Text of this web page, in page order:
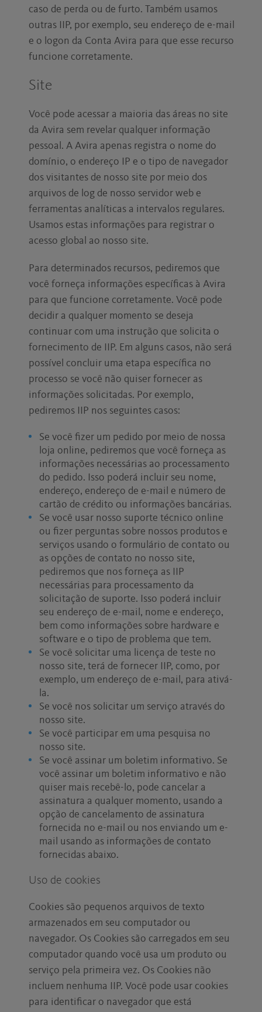
caso de perda ou de furto. Também usamos
outras IIP, por exemplo, seu endereço de e-mail
e o logon da Conta Avira para que esse recurso
funcione corretamente.
Site
Você pode acessar a maioria das áreas no site
da Avira sem revelar qualquer informação
pessoal. A Avira apenas registra o nome do
domínio, o endereço IP e o tipo de navegador
dos visitantes de nosso site por meio dos
arquivos de log de nosso servidor web e
ferramentas analíticas a intervalos regulares.
Usamos estas informações para registrar o
acesso global ao nosso site.
Para determinados recursos, pediremos que
você forneça informações específicas à Avira
para que funcione corretamente. Você pode
decidir a qualquer momento se deseja
continuar com uma instrução que solicita o
fornecimento de IIP. Em alguns casos, não será
possível concluir uma etapa específica no
processo se você não quiser fornecer as
informações solicitadas. Por exemplo,
pediremos IIP nos seguintes casos:
Se você fizer um pedido por meio de nossa
loja online, pediremos que você forneça as
informações necessárias ao processamento
do pedido. Isso poderá incluir seu nome,
endereço, endereço de e-mail e número de
cartão de crédito ou informações bancárias.
Se você usar nosso suporte técnico online
ou fizer perguntas sobre nossos produtos e
serviços usando o formulário de contato ou
as opções de contato no nosso site,
pediremos que nos forneça as IIP
necessárias para processamento da
solicitação de suporte. Isso poderá incluir
seu endereço de e-mail, nome e endereço,
bem como informações sobre hardware e
software e o tipo de problema que tem.
Se você solicitar uma licença de teste no
nosso site, terá de fornecer IIP, como, por
exemplo, um endereço de e-mail, para ativá-
la.
Se você nos solicitar um serviço através do
nosso site.
Se você participar em uma pesquisa no
nosso site.
Se você assinar um boletim informativo. Se
você assinar um boletim informativo e não
quiser mais recebê-lo, pode cancelar a
assinatura a qualquer momento, usando a
opção de cancelamento de assinatura
fornecida no e-mail ou nos enviando um e-
mail usando as informações de contato
fornecidas abaixo.
Uso de cookies
Cookies são pequenos arquivos de texto
armazenados em seu computador ou
navegador. Os Cookies são carregados em seu
computador quando você usa um produto ou
serviço pela primeira vez. Os Cookies não
incluem nenhuma IIP. Você pode usar cookies
para identificar o navegador que está